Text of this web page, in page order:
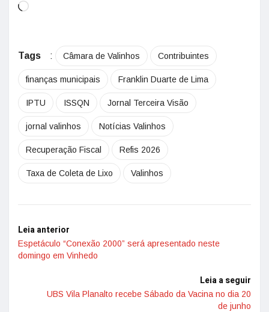
Tags : Câmara de Valinhos Contribuintes
finanças municipais Franklin Duarte de Lima
IPTU ISSQN Jornal Terceira Visão
jornal valinhos Notícias Valinhos
Recuperação Fiscal Refis 2026
Taxa de Coleta de Lixo Valinhos
Leia anterior
Espetáculo “Conexão 2000” será apresentado neste
domingo em Vinhedo
Leia a seguir
UBS Vila Planalto recebe Sábado da Vacina no dia 20
de junho